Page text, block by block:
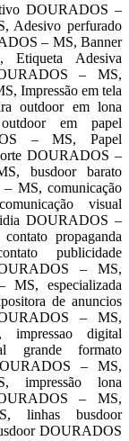
DOURADOS –
Adesivo perfurado
– MS, Banner
Adesiva
– MS,
Impressão em tela
outdoor em lona
em papel
– MS, Papel
DOURADOS –
busdoor barato
MS, comunicação
visual
DOURADOS –
propaganda
publicidade
– MS,
MS, especializada
de anuncios
– MS,
digital
grande formato
– MS,
impressão lona
– MS,
linhas busdoor
DOURADOS